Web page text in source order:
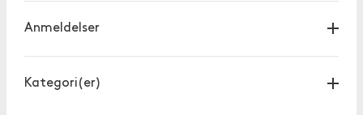
Anmeldelser
Kategori(er)